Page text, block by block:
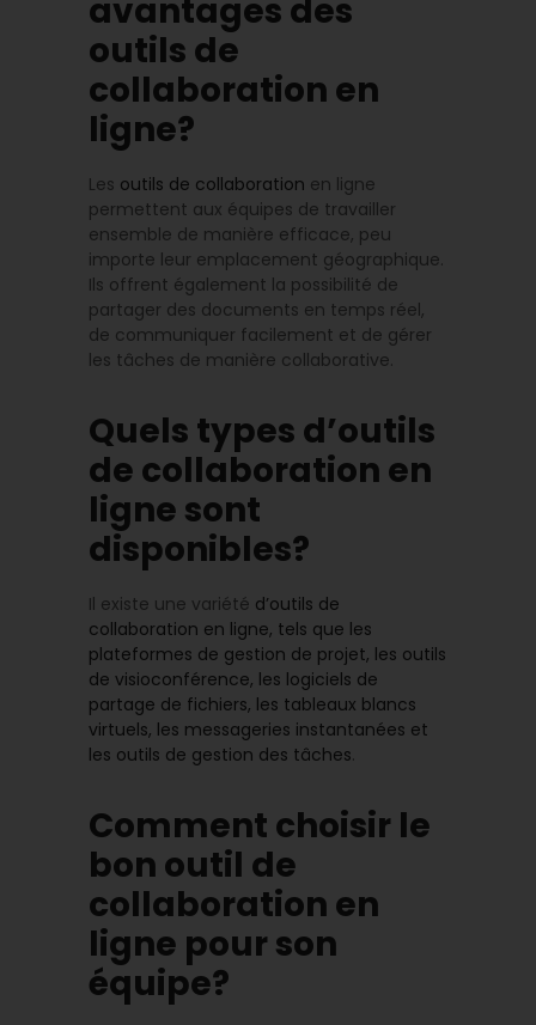
avantages des
outils de
collaboration en
ligne?
Les outils de collaboration en ligne
permettent aux équipes de travailler
ensemble de manière efficace, peu
importe leur emplacement géographique.
Ils offrent également la possibilité de
partager des documents en temps réel,
de communiquer facilement et de gérer
les tâches de manière collaborative.
Quels types d’outils
de collaboration en
ligne sont
disponibles?
Il existe une variété d’outils de
collaboration en ligne, tels que les
plateformes de gestion de projet, les outils
de visioconférence, les logiciels de
partage de fichiers, les tableaux blancs
virtuels, les messageries instantanées et
les outils de gestion des tâches.
Comment choisir le
bon outil de
collaboration en
ligne pour son
équipe?